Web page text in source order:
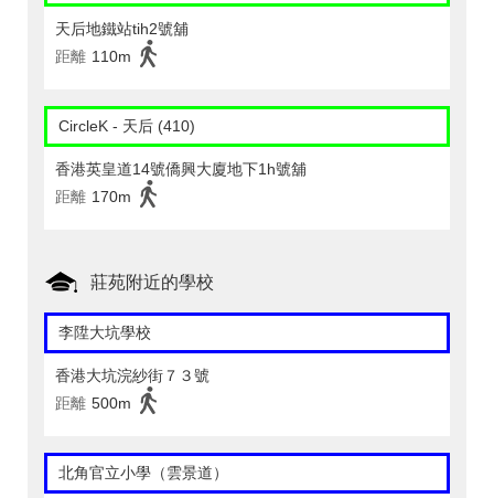
天后地鐵站tih2號舖
距離 110m
CircleK - 天后 (410)
香港英皇道14號僑興大廈地下1h號舖
距離 170m
莊苑附近的學校
李陞大坑學校
香港大坑浣紗街７３號
距離 500m
北角官立小學（雲景道）